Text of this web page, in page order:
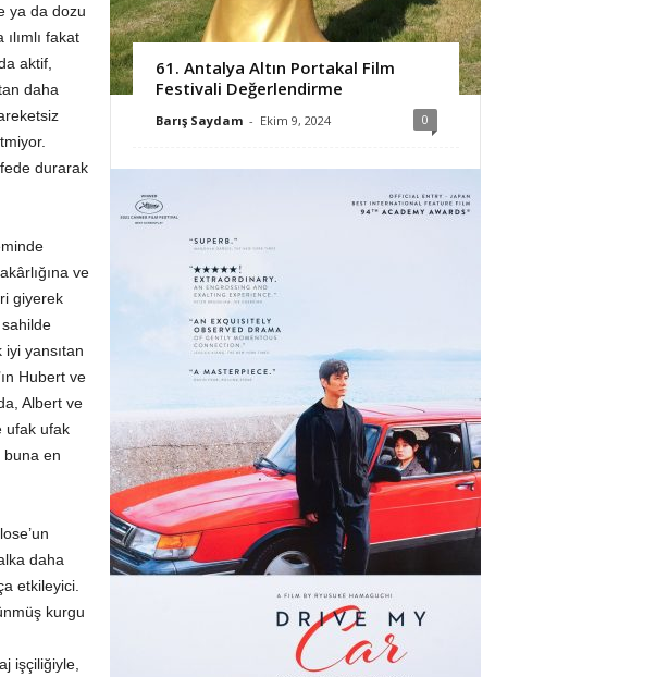
ya da dozu
fakat
aktif,
daha
durarak
ve
giyerek
yansıtan
Hubert ve
Albert ve
ufak ufak
buna en
daha
etkileyici.
kurgu
işçiliğiyle,
61. Antalya Altın Portakal Film
Festivali Değerlendirme
Barış Saydam - Ekim 9, 2024 0